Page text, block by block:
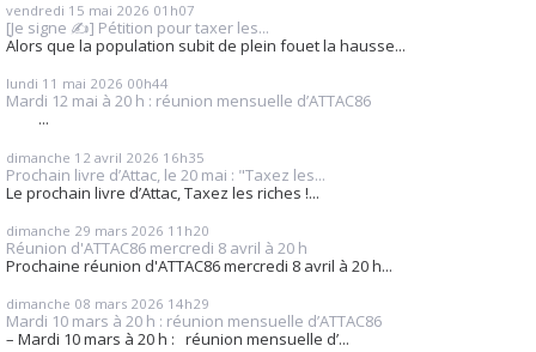
vendredi 15 mai 2026 01h07
[Je signe ✍️] Pétition pour taxer les...
Alors que la population subit de plein fouet la hausse...
lundi 11 mai 2026 00h44
Mardi 12 mai à 20 h : réunion mensuelle d’ATTAC86
...
dimanche 12 avril 2026 16h35
Prochain livre d’Attac, le 20 mai : "Taxez les...
Le prochain livre d’Attac, Taxez les riches !...
dimanche 29 mars 2026 11h20
Réunion d'ATTAC86 mercredi 8 avril à 20 h
Prochaine réunion d'ATTAC86 mercredi 8 avril à 20 h...
dimanche 08 mars 2026 14h29
Mardi 10 mars à 20 h : réunion mensuelle d’ATTAC86
– Mardi 10 mars à 20 h : réunion mensuelle d’...